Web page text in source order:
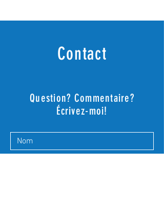
Contact
Question? Commentaire?
Écrivez-moi!